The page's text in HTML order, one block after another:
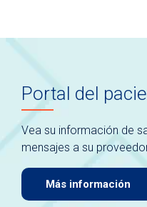
Portal del
Vea su información de
mensajes a su
Más información